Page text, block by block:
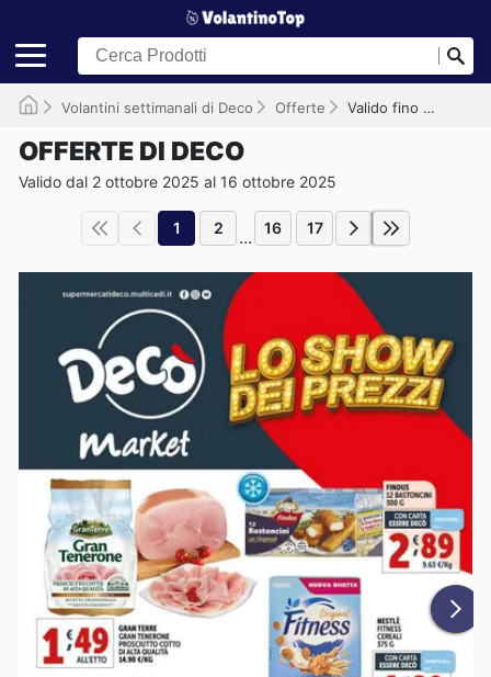
Volantini settimanali di Deco Offerte Valido fino al 16/10/2025
OFFERTE DI DECO
Valido dal 2 ottobre 2025 al 16 ottobre 2025
1 2 ... 16 17